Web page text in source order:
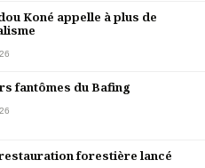
Koné appelle à plus de
fantômes du Bafing
forestière lancé